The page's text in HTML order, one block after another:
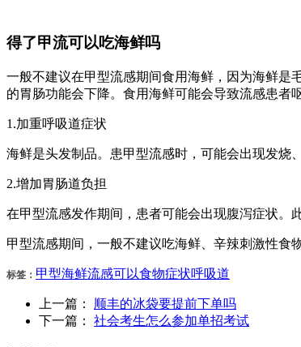
得了甲流可以吃海鲜吗
一般不建议在甲型流感期间食用海鲜，因为海鲜是
的胃肠功能会下降。食用海鲜可能会导致流感患者
1.加重呼吸道症状
海鲜是头发制品。患甲型流感时，可能会出现发烧
2.增加胃肠道负担
在甲型流感发作期间，患者可能会出现腹泻症状。
甲型流感期间，一般不建议吃海鲜、辛辣刺激性食
标签： 甲型海鲜流感可以食物症状呼吸道
上一篇：
顺丰的冰袋要提前下单吗
下一篇：
​社会考生怎么参加单招考试